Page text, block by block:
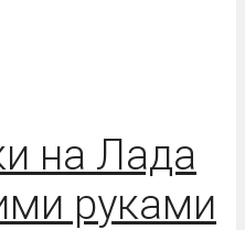
на Лада
руками